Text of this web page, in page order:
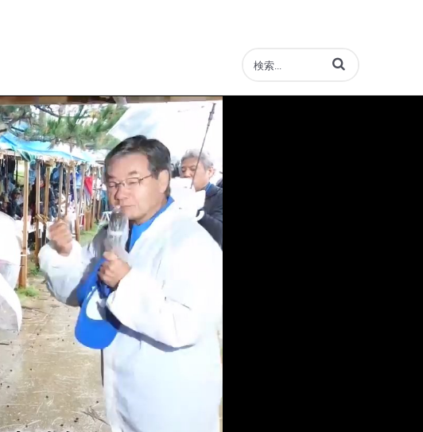
動画の検索語句を入力